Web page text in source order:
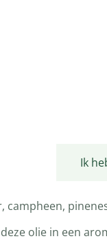
Ik
campheen,
olie in een